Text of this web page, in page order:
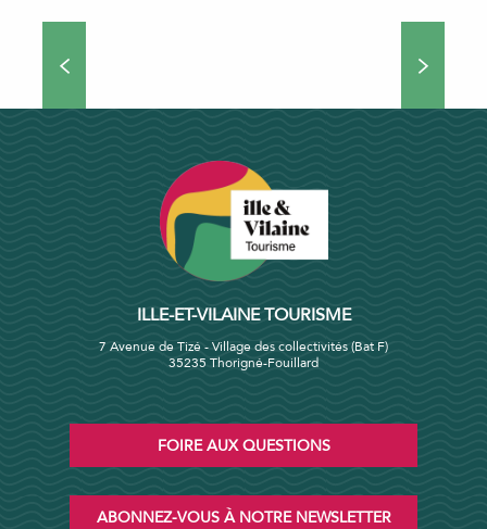
DÉCOUVRIR
ILLE-ET-VILAINE TOURISME
7 Avenue de Tizé - Village des collectivités (Bat F)
35235 Thorigné-Fouillard
FOIRE AUX QUESTIONS
ABONNEZ-VOUS À NOTRE NEWSLETTER